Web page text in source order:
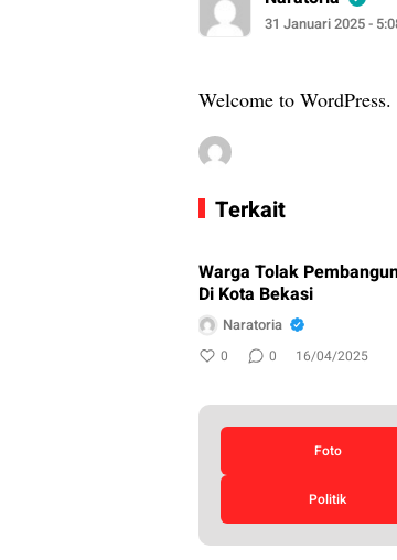
31 Januari 2025 -
Welcome to
Terkait
Warga Tolak
Di Kota Bekasi
Naratoria
0 0 16/04/2025
Foto
Politik